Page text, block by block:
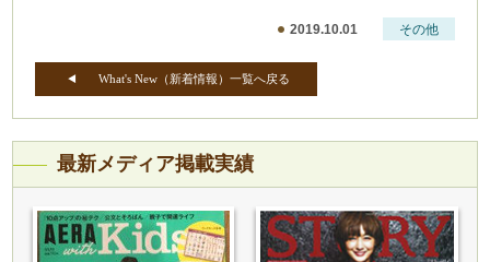
2019.10.01 その他
What's New（新着情報）一覧へ戻る
最新メディア掲載実績